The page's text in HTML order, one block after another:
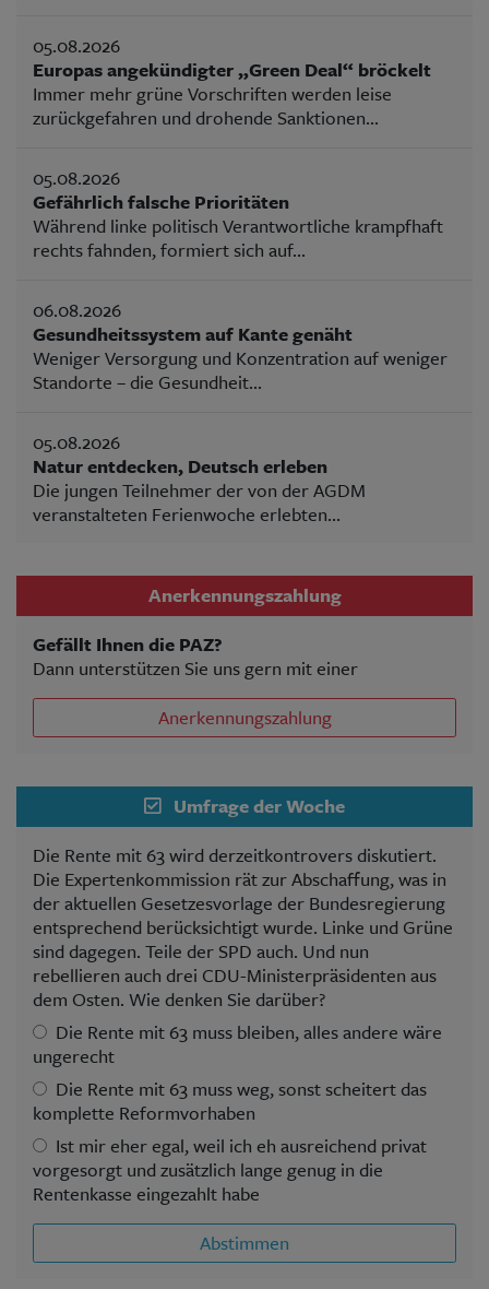
05.08.2026
Europas angekündigter „Green Deal“ bröckelt
Immer mehr grüne Vorschriften werden leise
zurückgefahren und drohende Sanktionen...
05.08.2026
Gefährlich falsche Prioritäten
Während linke politisch Verantwortliche krampfhaft
rechts fahnden, formiert sich auf...
06.08.2026
Gesundheitssystem auf Kante genäht
Weniger Versorgung und Konzentration auf weniger
Standorte – die Gesundheit...
05.08.2026
Natur entdecken, Deutsch erleben
Die jungen Teilnehmer der von der AGDM
veranstalteten Ferienwoche erlebten...
Anerkennungszahlung
Gefällt Ihnen die PAZ?
Dann unterstützen Sie uns gern mit einer
Anerkennungszahlung
Umfrage der Woche
Die Rente mit 63 wird derzeitkontrovers diskutiert.
Die Expertenkommission rät zur Abschaffung, was in
der aktuellen Gesetzesvorlage der Bundesregierung
entsprechend berücksichtigt wurde. Linke und Grüne
sind dagegen. Teile der SPD auch. Und nun
rebellieren auch drei CDU-Ministerpräsidenten aus
dem Osten. Wie denken Sie darüber?
Die Rente mit 63 muss bleiben, alles andere wäre
ungerecht
Die Rente mit 63 muss weg, sonst scheitert das
komplette Reformvorhaben
Ist mir eher egal, weil ich eh ausreichend privat
vorgesorgt und zusätzlich lange genug in die
Rentenkasse eingezahlt habe
Abstimmen